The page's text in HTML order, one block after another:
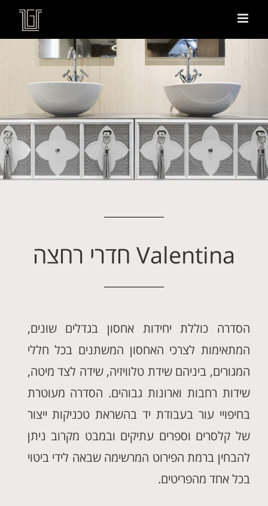
Valentina חדרי רחצה
הסדרה כוללת יחידות אחסון בגדלים שונים,
המתאימות לצרכי האחסון המשתנים בכל חללי
המגורים, ביניהם שידת טלוויזיה, שידה לצד מיטה,
שידות רחבות וארונות גבוהים. הסדרה מעוטרת
בחיפויי עור בעבודת יד בהשראת טכניקות ייצור
של קלסרים וספרים עתיקים ובמבט מקרוב ניתן
להבחין ברמת הפירוט המרשימה שבאה לידי ביטוי
בכל אחד מהפריטים.